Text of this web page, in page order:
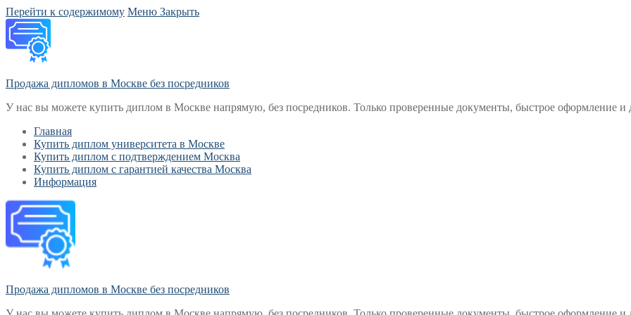
Перейти к содержимому Меню Закрыть
Продажа дипломов в Москве без посредников
У нас вы можете купить диплом в Москве напрямую, без посредников. Только проверенные документы, быстрое оформление и
Главная
Купить диплом университета в Москве
Купить диплом с подтверждением Москва
Купить диплом с гарантией качества Москва
Информация
Продажа дипломов в Москве без посредников